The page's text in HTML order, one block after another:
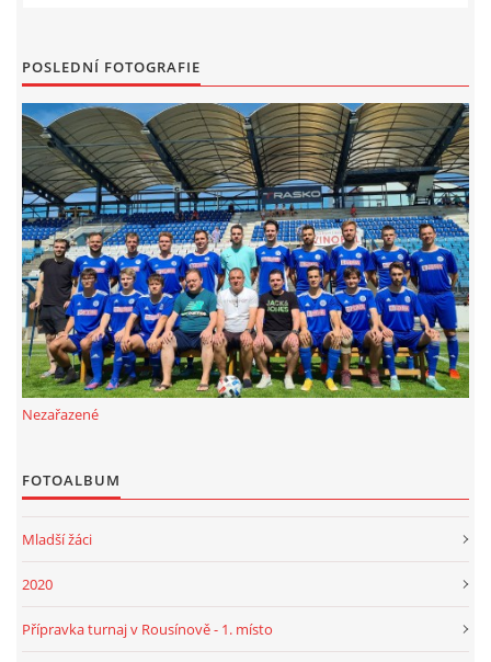
ARCHÍV
DOTACE
FKD, z.s.
Drnovice 704
68304 Drnovice
ičo 27005305
č.ú. 3227086359 / 0800
© 2026 eStránky.cz |RSS
POSLEDNÍ FOTOGRAFIE
Nezařazené
FOTOALBUM
Mladší žáci
2020
Přípravka turnaj v Rousínově - 1. místo